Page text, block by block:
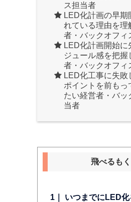
ス担当者
LED化計画の早期
れている理由を理
者・バックオフィ
LED化計画開始に
ジュール感を把握
者・バックオフィ
LED化工事に失敗
ポイントを前もっ
たい経営者・バッ
当者
飛べるも
1｜ いつまでにLED